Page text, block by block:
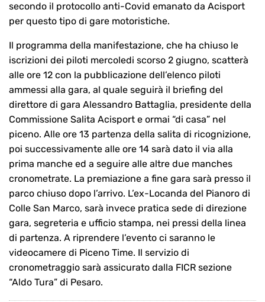
secondo il protocollo anti-Covid emanato da Acisport
per questo tipo di gare motoristiche.
Il programma della manifestazione, che ha chiuso le
iscrizioni dei piloti mercoledi scorso 2 giugno, scatterà
alle ore 12 con la pubblicazione dell’elenco piloti
ammessi alla gara, al quale seguirà il briefing del
direttore di gara Alessandro Battaglia, presidente della
Commissione Salita Acisport e ormai “di casa” nel
piceno. Alle ore 13 partenza della salita di ricognizione,
poi successivamente alle ore 14 sarà dato il via alla
prima manche ed a seguire alle altre due manches
cronometrate. La premiazione a fine gara sarà presso il
parco chiuso dopo l’arrivo. L’ex-Locanda del Pianoro di
Colle San Marco, sarà invece pratica sede di direzione
gara, segreteria e ufficio stampa, nei pressi della linea
di partenza. A riprendere l’evento ci saranno le
videocamere di Piceno Time. Il servizio di
cronometraggio sarà assicurato dalla FICR sezione
“Aldo Tura” di Pesaro.